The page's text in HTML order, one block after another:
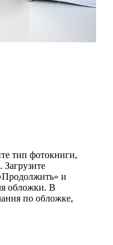
тип фотокниги,
и
обложки. В
по обложке,